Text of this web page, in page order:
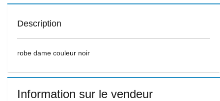
Description
robe dame couleur noir
Information sur le vendeur